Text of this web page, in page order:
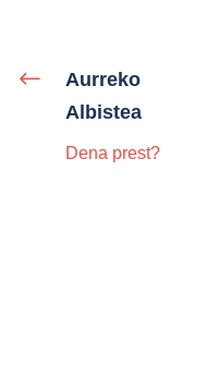
Aurreko
Albistea
Dena prest?